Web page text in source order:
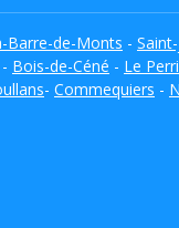
Barre-de-Monts -
Bois-de-Céné - Le
- Commequiers -